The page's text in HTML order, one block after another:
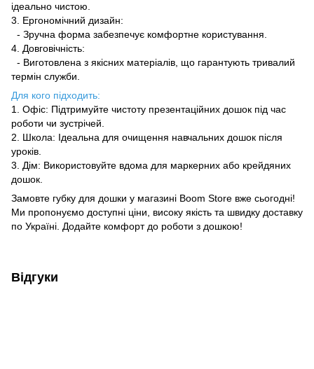
ідеально чистою.
3. Ергономічний дизайн:
- Зручна форма забезпечує комфортне користування.
4. Довговічність:
- Виготовлена з якісних матеріалів, що гарантують тривалий
термін служби.
Для кого підходить:
1. Офіс: Підтримуйте чистоту презентаційних дошок під час
роботи чи зустрічей.
2. Школа: Ідеальна для очищення навчальних дошок після
уроків.
3. Дім: Використовуйте вдома для маркерних або крейдяних
дошок.
Замовте губку для дошки у магазині Boom Store вже сьогодні!
Ми пропонуємо доступні ціни, високу якість та швидку доставку
по Україні. Додайте комфорт до роботи з дошкою!
Відгуки